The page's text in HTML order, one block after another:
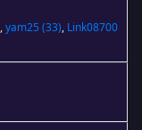
,yam25 (33), Link08700